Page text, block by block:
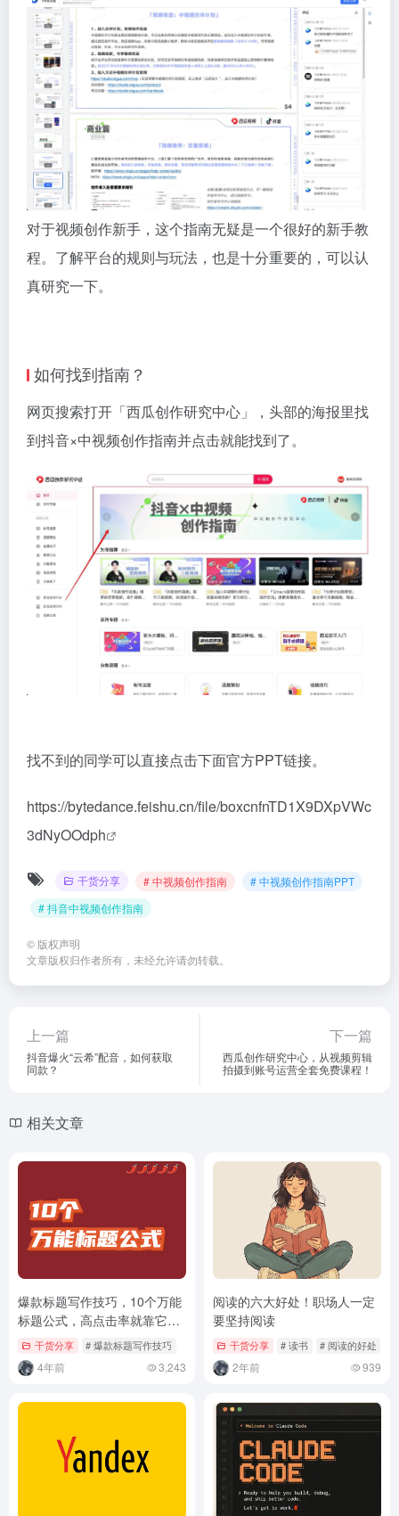
对于视频创作新手，这个指南无疑是一个很好的新手教
程。了解平台的规则与玩法，也是十分重要的，可以认
真研究一下。
如何找到指南？
网页搜索打开「西瓜创作研究中心」，头部的海报里找
到抖音×中视频创作指南并点击就能找到了。
找不到的同学可以直接点击下面官方PPT链接。
https://bytedance.feishu.cn/file/boxcnfnTD1X9DXpVWc
3dNyOOdph
干货分享 # 中视频创作指南
# 中视频创作指南PPT
# 抖音中视频创作指南
© 版权声明
文章版权归作者所有，未经允许请勿转载。
上一篇
抖音爆火“云希”配音，如何获取
同款？
下一篇
西瓜创作研究中心，从视频剪辑
拍摄到账号运营全套免费课程！
相关文章
爆款标题写作技巧，10个万能
标题公式，高点击率就靠它
了！干货分享 # 爆款标题写作技巧
4年前 3,243
阅读的六大好处！职场人一定
要坚持阅读
干货分享 # 读书 # 阅读的好处
2年前 939